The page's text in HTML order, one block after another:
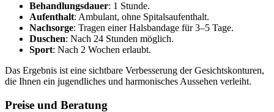
Behandlungsdauer: 1 Stunde.
Aufenthalt: Ambulant, ohne Spitalsaufenthalt.
Nachsorge: Tragen einer Halsbandage für 3–5 Tage.
Duschen: Nach 24 Stunden möglich.
Sport: Nach 2 Wochen erlaubt.
Das Ergebnis ist eine sichtbare Verbesserung der Gesichtskonturen,
die Ihnen ein jugendliches und harmonisches Aussehen verleiht.
Preise und Beratung